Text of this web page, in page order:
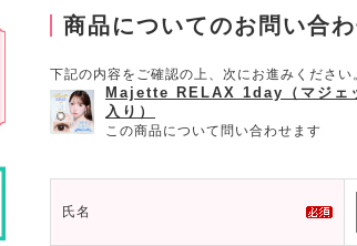
商品についてのお問い合
下記の内容をご確認の上、次にお進みください
Majette RELAX 1day（マジェ
入り）
この商品について問い合わせます
氏名